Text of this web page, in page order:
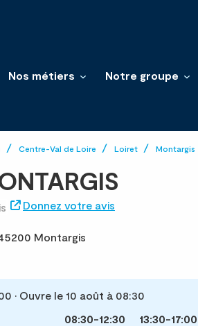
Nos métiers Notre groupe
Centre-Val de Loire Loiret Montargis
Donnez votre avis
Montargis
• Ouvre le 10 août à 08:30
08:30-12:30
13:30-17:00